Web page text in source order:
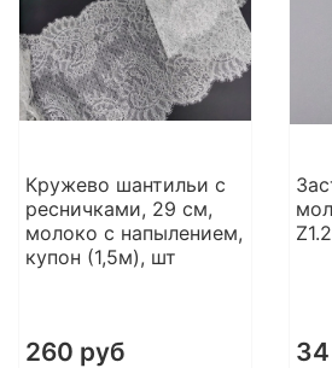
Кружево шантильи с
ресничками, 29 см,
молоко с напылением,
купон (1,5м), шт
260 руб